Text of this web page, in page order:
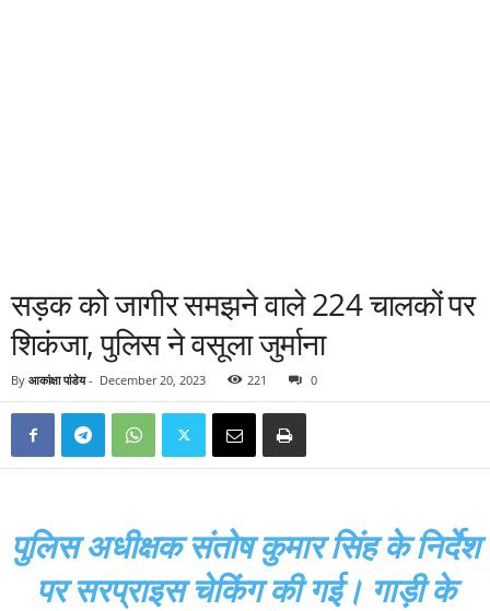
सड़क को जागीर समझने वाले 224 चालकों पर
शिकंजा, पुलिस ने वसूला जुर्माना
By आकांक्षा पांडेय- December 20, 2023 221 0
पुलिस अधीक्षक संतोष कुमार सिंह के निर्देश
पर सरप्राइस चेकिंग की गई। गाड़ी के